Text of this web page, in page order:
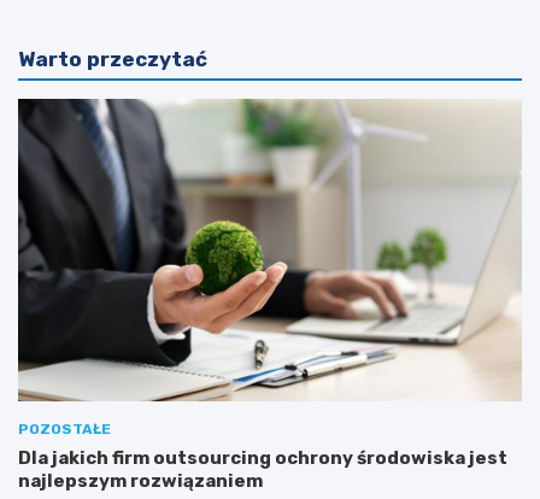
Warto przeczytać
POZOSTAŁE
Dla jakich firm outsourcing ochrony środowiska jest
najlepszym rozwiązaniem